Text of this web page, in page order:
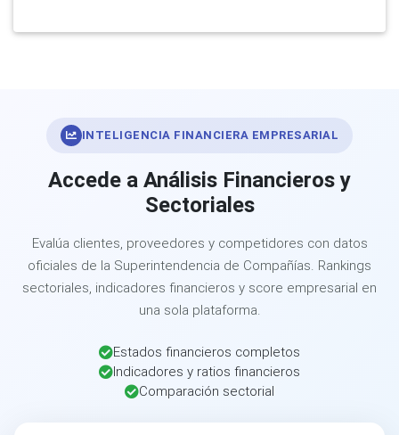
INTELIGENCIA FINANCIERA EMPRESARIAL
Accede a Análisis Financieros y
Sectoriales
Evalúa clientes, proveedores y competidores con datos
oficiales de la Superintendencia de Compañías. Rankings
sectoriales, indicadores financieros y score empresarial en
una sola plataforma.
Estados financieros completos
Indicadores y ratios financieros
Comparación sectorial